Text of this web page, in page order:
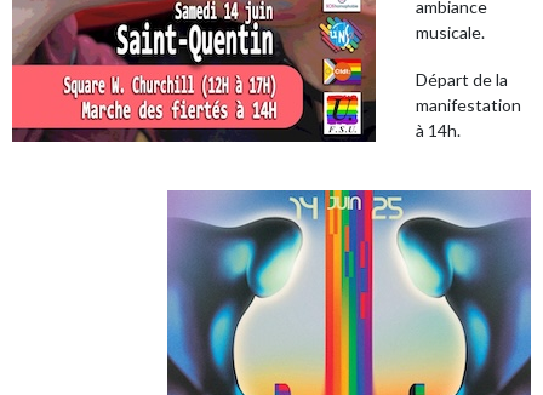
ambiance
musicale.
Départ de la
manifestation
à 14h.